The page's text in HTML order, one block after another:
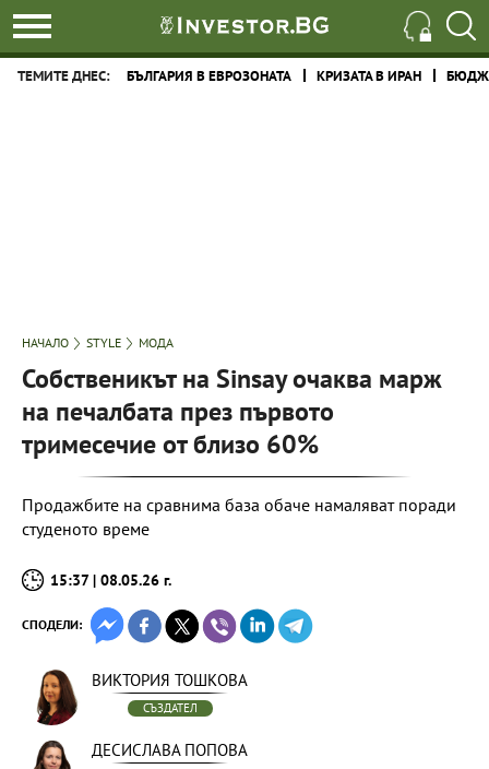
ТЕМИТЕ ДНЕС: БЪЛГАРИЯ В ЕВРОЗОНАТА КРИЗАТА В ИРАН
НАЧАЛО STYLE МОДА
Собственикът на Sinsay очаква марж
на печалбата през първото
тримесечие от близо 60%
Продажбите на сравнима база обаче намаляват поради
студеното време
15:37 | 08.05.26 г.
СПОДЕЛИ:
ВИКТОРИЯ ТОШКОВА
СЪЗДАТЕЛ
ДЕСИСЛАВА ПОПОВА